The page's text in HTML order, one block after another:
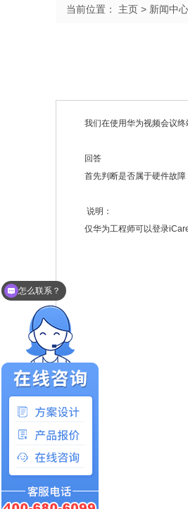
当前位置： 主页 > 新闻中心
我们在使用华为视频会议
回答
首先判断是否属于硬件故障
说明：
仅华为工程师可以登录
怎么联系？